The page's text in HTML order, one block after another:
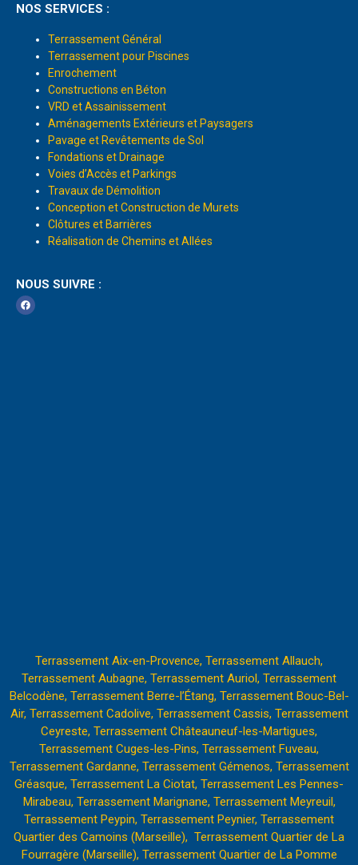
NOS SERVICES :
Terrassement Général
Terrassement pour Piscines
Enrochement
Constructions en Béton
VRD et Assainissement
Aménagements Extérieurs et Paysagers
Pavage et Revêtements de Sol
Fondations et Drainage
Voies d’Accès et Parkings
Travaux de Démolition
Conception et Construction de Murets
Clôtures et Barrières
Réalisation de Chemins et Allées
NOUS SUIVRE :
Terrassement Aix-en-Provence, Terrassement Allauch,
Terrassement Aubagne, Terrassement Auriol, Terrassement
Belcodène, Terrassement Berre-l’Étang, Terrassement Bouc-Bel-
Air, Terrassement Cadolive, Terrassement Cassis, Terrassement
Ceyreste, Terrassement Châteauneuf-les-Martigues,
Terrassement Cuges-les-Pins, Terrassement Fuveau,
Terrassement Gardanne, Terrassement Gémenos, Terrassement
Gréasque, Terrassement La Ciotat, Terrassement Les Pennes-
Mirabeau, Terrassement Marignane, Terrassement Meyreuil,
Terrassement Peypin, Terrassement Peynier, Terrassement
Quartier des Camoins (Marseille), Terrassement Quartier de La
Fourragère (Marseille), Terrassement Quartier de La Pomme